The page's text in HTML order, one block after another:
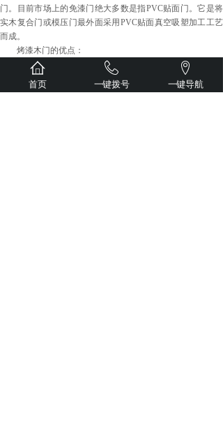
门。目前市场上的免漆门绝大多数是指PVC贴面门。它是将
实木复合门或模压门最外面采用PVC贴面真空吸塑加工工艺
而成。
烤漆木门的优点：
是非常美观时尚且防水性能极佳，抗污能力强，易清
烤漆木门的缺点：
首页 一键拨号 一键导航